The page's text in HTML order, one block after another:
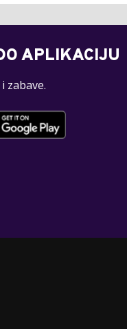
APLIKACIJU
zabave.